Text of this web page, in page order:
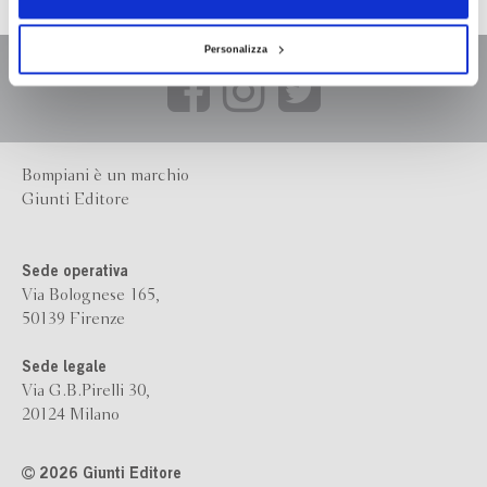
Personalizza
Bompiani è un marchio
Giunti Editore
Sede operativa
Via Bolognese 165,
50139 Firenze
Sede legale
Via G.B.Pirelli 30,
20124 Milano
2026 Giunti Editore